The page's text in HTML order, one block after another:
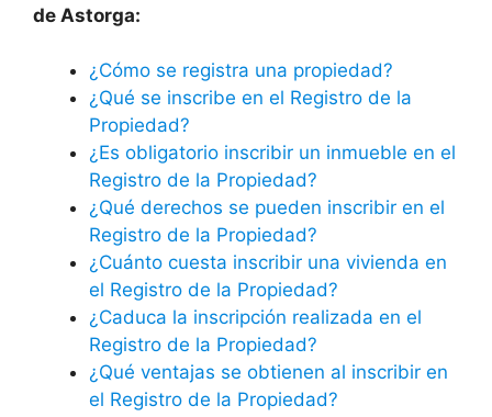
de Astorga:
¿Cómo se registra una propiedad?
¿Qué se inscribe en el Registro de la
Propiedad?
¿Es obligatorio inscribir un inmueble en el
Registro de la Propiedad?
¿Qué derechos se pueden inscribir en el
Registro de la Propiedad?
¿Cuánto cuesta inscribir una vivienda en
el Registro de la Propiedad?
¿Caduca la inscripción realizada en el
Registro de la Propiedad?
¿Qué ventajas se obtienen al inscribir en
el Registro de la Propiedad?